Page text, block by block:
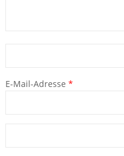
E-Mail-Adresse *